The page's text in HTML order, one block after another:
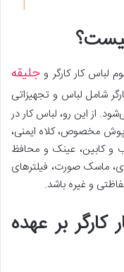
لباس کار کارگر و جلیقه
شامل لباس و تجهیزاتی
از این رو، لباس کار در
مخصوص، کلاه ایمنی،
کابین، عینک و محافظ
ماسک صورت، فیلترهای
و غیره باشد.
بر عهده